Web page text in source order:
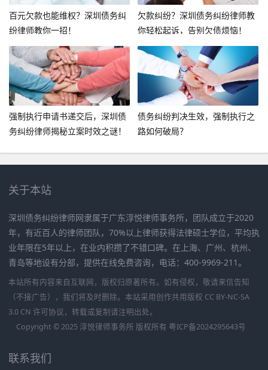
百元欠款也能维权？深圳债务纠
纷律师教你一招！
欠款纠纷？深圳债务纠纷律师教
你轻松起诉，告别欠债烦恼！
强制执行申请书递交后，深圳债
务纠纷律师揭秘立案时效之谜！
债务纠纷判决生效，强制执行之
路如何破局？
关于本站
深圳债务纠纷律师网隶属于广东淳悦律师事务所，团队成立于2020
年，有近百人的律师团队，70%以上律师获得法律硕士学位，平均执
业年限在5年以上，在业内积攒了不错口碑。在上海、广州、杭州、
青岛等地设有分部，提供在线免费咨询，电话：400-9969-211。
本站所有内容来自互联网，版权归原著所有。如有侵权，敬请来信告知
（不接广告），我们将及时删除。本站采用创作共用版权 CC BY-NC-SA
3.0 CN 许可协议，转载或复制请注明出处。
Copyright © 2025 淳悦律师事务所 版权所有 粤ICP备2024295643号
联系我们